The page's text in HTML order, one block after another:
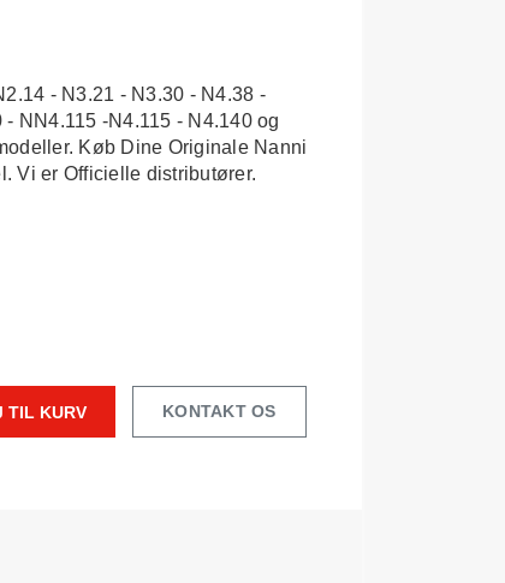
- N3.21 - N3.30 - N4.38 -
NN4.115 -N4.115 - N4.140 og
Køb Dine Originale Nanni
Vi er Officielle distributører.
TIL KURV KONTAKT OS